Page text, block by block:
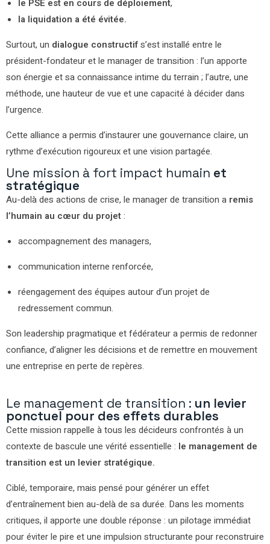
le PSE est en cours de déploiement,
la liquidation a été évitée.
Surtout, un dialogue constructifs’est installé entre le
président-fondateur et le manager de transition : l’un apporte
son énergie et sa connaissance intime du terrain ; l’autre, une
méthode, une hauteur de vue et une capacité à décider dans
l’urgence.
Cette alliance a permis d’instaurer une gouvernance claire, un
rythme d’exécution rigoureux et une vision partagée.
Une mission à fort impact humain et
stratégique
Au-delà des actions de crise, le manager de transition a remis
l’humain au cœur du projet:
accompagnement des managers,
communication interne renforcée,
réengagement des équipes autour d’un projet de
redressement commun.
Son leadership pragmatique et fédérateur a permis de redonner
confiance, d’aligner les décisions et de remettre en mouvement
une entreprise en perte de repères.
Le management de transition : un levier
ponctuel pour des effets durables
Cette mission rappelle à tous les décideurs confrontés à un
contexte de bascule une vérité essentielle : le management de
transition est un levier stratégique.
Ciblé, temporaire, mais pensé pour générer un effet
d’entraînement bien au-delà de sa durée. Dans les moments
critiques, il apporte une double réponse : un pilotage immédiat
pour éviter le pire et une impulsion structurante pour reconstruire